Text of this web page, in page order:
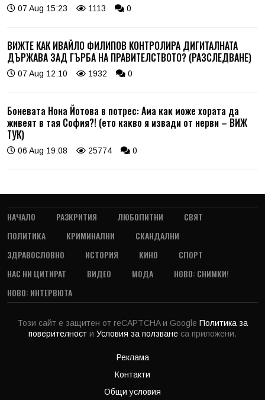
07 Aug 15:23 1113 0
ВИЖТЕ КАК ИВАЙЛО ФИЛИПОВ КОНТРОЛИРА ДИГИТАЛНАТА
ДЪРЖАВА ЗАД ГЪРБА НА ПРАВИТЕЛСТВОТО? (РАЗСЛЕДВАНЕ)
07 Aug 12:10 1932 0
Боневата Нона Йотова в потрес: Ама как може хората да
живеят в тая София?! (ето какво я извади от нерви – ВИЖ
ТУК)
06 Aug 19:08 25774 0
НАЧАЛО РАЗКРИТИЯ ЛЮБОПИТНИ
СВЯТ
ПОЛИТИКА
КРИМИНАЛНИ
СКАНДАЛНИ
ЗДРАВОСЛОВНО
ИСТОРИЯ КИНО
СПОРТ
НАС НИ ЦИТИРАТ
ВИДЕО МОДА
НОВО: СНИМКИ!
НОВО: ИНТЕРВЮТА
Този сайт е защитен от reCAPTCHA и Google Политика за
поверителност и Условия за ползване са приложени.
Реклама
Контакти
Общи условия